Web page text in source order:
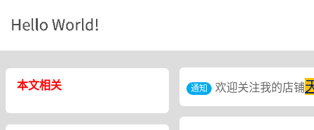
本文相关 通知 欢迎关注我的店铺